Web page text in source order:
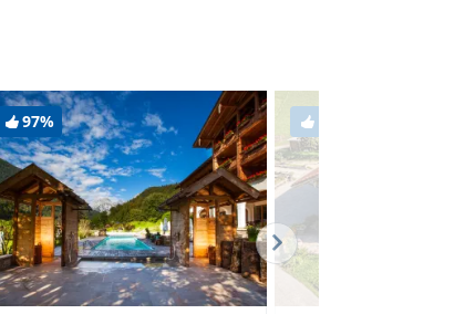
97%